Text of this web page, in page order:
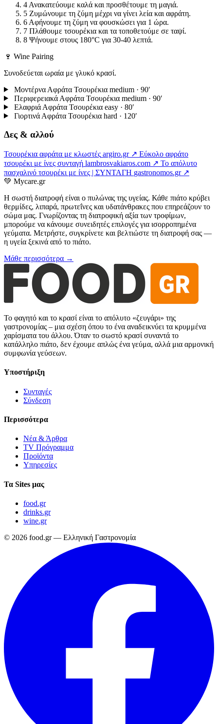
4 Ανακατεύουμε καλά και προσθέτουμε τη μαγιά.
5 Ζυμώνουμε τη ζύμη μέχρι να γίνει λεία και αφράτη.
6 Αφήνουμε τη ζύμη να φουσκώσει για 1 ώρα.
7 Πλάθουμε τσουρέκια και τα τοποθετούμε σε ταψί.
8 Ψήνουμε στους 180°C για 30-40 λεπτά.
🍷 Wine Pairing
Συνοδεύεται ωραία με γλυκό κρασί.
Μοντέρνα Αφράτα Τσουρέκια medium · 90′
Περιφερειακά Αφράτα Τσουρέκια medium · 90′
Ελαφριά Αφράτα Τσουρέκια easy · 80′
Γιορτινά Αφράτα Τσουρέκια hard · 120′
Δες & αλλού
Τσουρέκια αφράτα με κλωστές argiro.gr ↗ Εύκολο αφράτο
τσουρέκι με ίνες συνταγή lambrosvakiaros.com ↗ Το απόλυτο
πασχαλινό τσουρέκι με ίνες | ΣΥΝΤΑΓΗ gastronomos.gr ↗
💚 Mycare.gr
Η σωστή διατροφή είναι ο πυλώνας της υγείας. Κάθε πιάτο κρύβει
θερμίδες, λιπαρά, πρωτεΐνες και υδατάνθρακες που επηρεάζουν το
σώμα μας. Γνωρίζοντας τη διατροφική αξία των τροφίμων,
μπορούμε να κάνουμε συνειδητές επιλογές για ισορροπημένα
γεύματα. Μετρήστε, συγκρίνετε και βελτιώστε τη διατροφή σας —
η υγεία ξεκινά από το πιάτο.
Μάθε περισσότερα →
Το φαγητό και το κρασί είναι το απόλυτο «ζευγάρι» της
γαστρονομίας – μια σχέση όπου το ένα αναδεικνύει τα κρυμμένα
χαρίσματα του άλλου. Όταν το σωστό κρασί συναντά το
κατάλληλο πιάτο, δεν έχουμε απλώς ένα γεύμα, αλλά μια αρμονική
συμφωνία γεύσεων.
Υποστήριξη
Συνταγές
Σύνδεση
Περισσότερα
Νέα & Άρθρα
TV Πρόγραμμα
Προϊόντα
Υπηρεσίες
Τα Sites μας
food.gr
drinks.gr
wine.gr
© 2026 food.gr — Ελληνική Γαστρονομία